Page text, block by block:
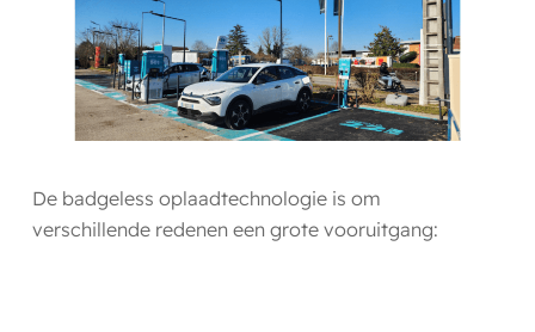
De badgeless oplaadtechnologie is om
verschillende redenen een grote vooruitgang: